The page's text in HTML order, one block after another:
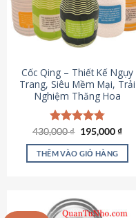
Cốc Qing – Thiết Kế Ngụy
Trang, Siêu Mềm Mại, Trải
Nghiệm Thăng Hoa
Được xếp
hạng4.78
5 sao
430,000₫ Giá
là:
430,000 ₫.
195,000₫Giá
tại
THÊM VÀO GIỎ HÀNG